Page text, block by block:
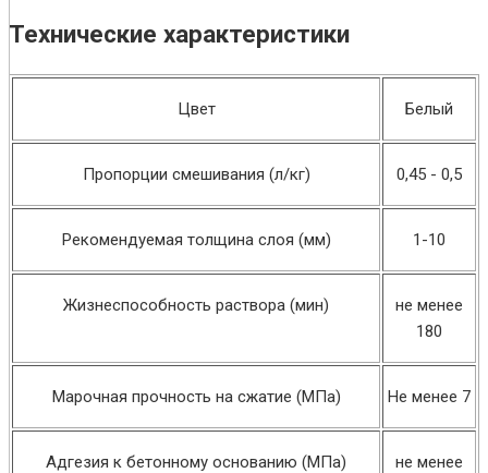
Технические характеристики
Цвет Белый
Пропорции смешивания (л/кг) 0,45 - 0,5
Рекомендуемая толщина слоя (мм) 1-10
Жизнеспособность раствора (мин)
не менее
180
Марочная прочность на сжатие (МПа) Не менее 7
Адгезия к бетонному основанию (МПа) не менее